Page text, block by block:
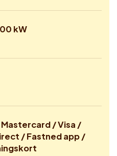
kW
Mastercard / Visa /
/ Fastned app /